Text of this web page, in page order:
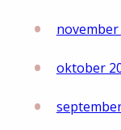
november
oktober